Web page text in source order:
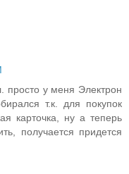
просто у меня Электрон
т.к. для покупок
карточка, ну а теперь
получается придется